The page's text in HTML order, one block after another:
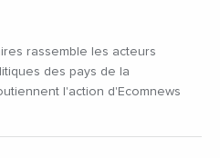
rassemble les acteurs
des pays de la
l'action d'Ecomnews